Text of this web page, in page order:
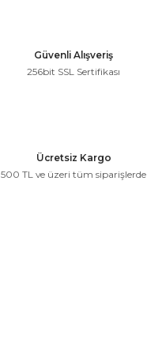
Güvenli Alışveriş
256bit SSL Sertifikası
Ücretsiz Kargo
500 TL ve üzeri tüm siparişlerde